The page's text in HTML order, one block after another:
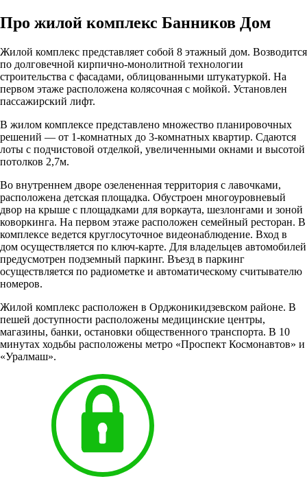
Про жилой комплекс Банников Дом
Жилой комплекс представляет собой 8 этажный дом. Возводится
по долговечной кирпично-монолитной технологии
строительства с фасадами, облицованными штукатуркой. На
первом этаже расположена колясочная с мойкой. Установлен
пассажирский лифт.
В жилом комплексе представлено множество планировочных
решений — от 1-комнатных до 3-комнатных квартир. Сдаются
лоты с подчистовой отделкой, увеличенными окнами и высотой
потолков 2,7м.
Во внутреннем дворе озелененная территория с лавочками,
расположена детская площадка. Обустроен многоуровневый
двор на крыше с площадками для воркаута, шезлонгами и зоной
коворкинга. На первом этаже расположен семейный ресторан. В
комплексе ведется круглосуточное видеонаблюдение. Вход в
дом осуществляется по ключ-карте. Для владельцев автомобилей
предусмотрен подземный паркинг. Въезд в паркинг
осуществляется по радиометке и автоматическому считывателю
номеров.
Жилой комплекс расположен в Орджоникидзевском районе. В
пешей доступности расположены медицинские центры,
магазины, банки, остановки общественного транспорта. В 10
минутах ходьбы расположены метро «Проспект Космонавтов» и
«Уралмаш».